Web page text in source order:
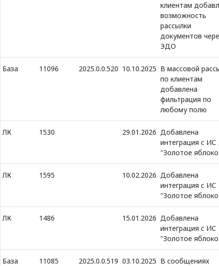
клиентам
возможность
рассылки
документов
ЭДО
База 11096 2025.0.0.520 10.10.2025 В массовой
по клиентам
добавлена
фильтрация по
любому полю
ЛК 1530 29.01.2026 Добавлена
интеграция с ИС
"Золотое
ЛК 1595 10.02.2026 Добавлена
интеграция с ИС
"Золотое
ЛК 1486 15.01.2026 Добавлена
интеграция с ИС
"Золотое
База 11085 2025.0.0.519 03.10.2025 В сообщениях